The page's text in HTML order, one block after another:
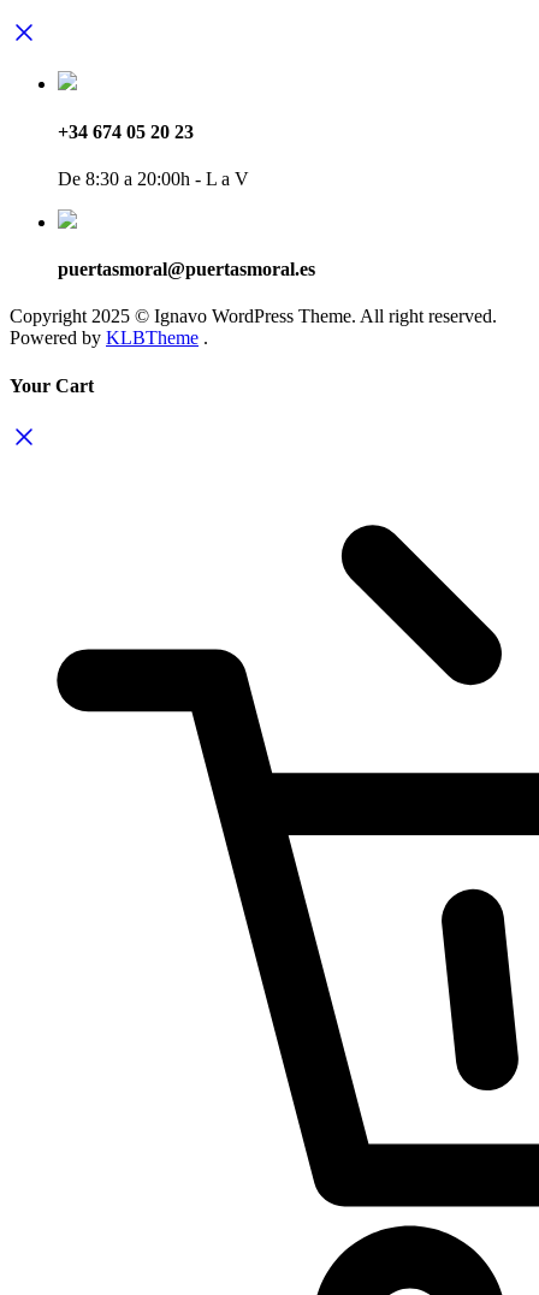
+34 674 05 20 23
De 8:30 a 20:00h - L a V
puertasmoral@puertasmoral.es
Copyright 2025 © Ignavo WordPress Theme. All right reserved.
Powered by KLBTheme .
Your Cart